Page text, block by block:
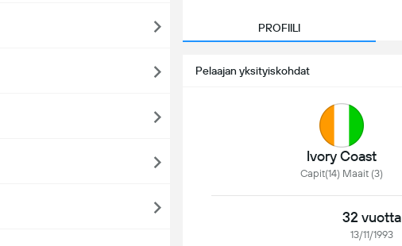
PROFIILI
Pelaajan yksityiskohdat
Ivory Coast
Capit(14) Maait (3)
32 vuotta
13/11/1993